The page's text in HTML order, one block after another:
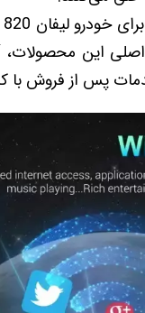
اصلی این
پس از فروش